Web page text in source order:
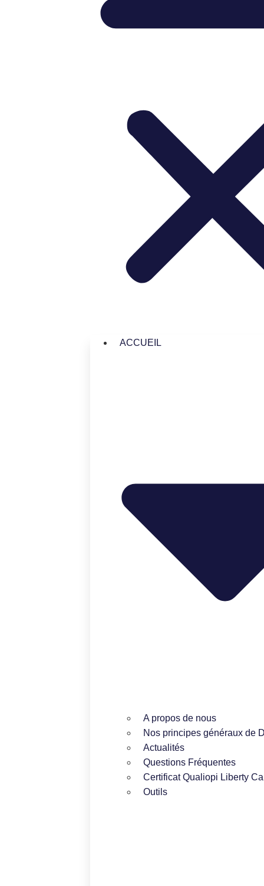
ACCUEIL
A propos de nous
Nos principes généraux de
Actualités
Questions Fréquentes
Certificat Qualiopi Liberty
Outils